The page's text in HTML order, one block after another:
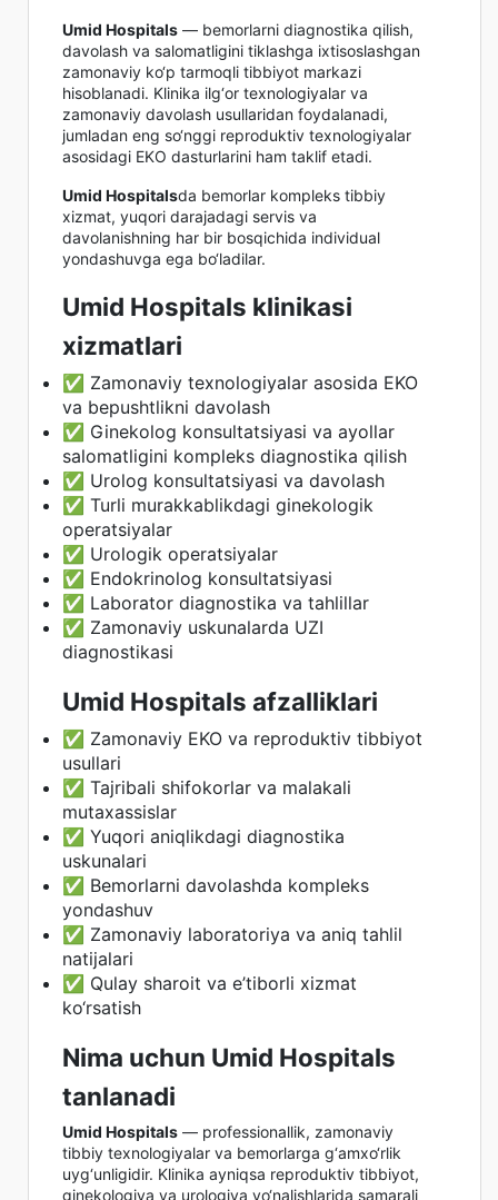
Umid Hospitals — bemorlarni diagnostika qilish,
davolash va salomatligini tiklashga ixtisoslashgan
zamonaviy ko‘p tarmoqli tibbiyot markazi
hisoblanadi. Klinika ilg‘or texnologiyalar va
zamonaviy davolash usullaridan foydalanadi,
jumladan eng so‘nggi reproduktiv texnologiyalar
asosidagi EKO dasturlarini ham taklif etadi.
Umid Hospitalsda bemorlar kompleks tibbiy
xizmat, yuqori darajadagi servis va
davolanishning har bir bosqichida individual
yondashuvga ega bo‘ladilar.
Umid Hospitals klinikasi
xizmatlari
✅ Zamonaviy texnologiyalar asosida EKO
va bepushtlikni davolash
✅ Ginekolog konsultatsiyasi va ayollar
salomatligini kompleks diagnostika qilish
✅ Urolog konsultatsiyasi va davolash
✅ Turli murakkablikdagi ginekologik
operatsiyalar
✅ Urologik operatsiyalar
✅ Endokrinolog konsultatsiyasi
✅ Laborator diagnostika va tahlillar
✅ Zamonaviy uskunalarda UZI
diagnostikasi
Umid Hospitals afzalliklari
✅ Zamonaviy EKO va reproduktiv tibbiyot
usullari
✅ Tajribali shifokorlar va malakali
mutaxassislar
✅ Yuqori aniqlikdagi diagnostika
uskunalari
✅ Bemorlarni davolashda kompleks
yondashuv
✅ Zamonaviy laboratoriya va aniq tahlil
natijalari
✅ Qulay sharoit va e’tiborli xizmat
ko‘rsatish
Nima uchun Umid Hospitals
tanlanadi
Umid Hospitals — professionallik, zamonaviy
tibbiy texnologiyalar va bemorlarga g‘amxo‘rlik
uyg‘unligidir. Klinika ayniqsa reproduktiv tibbiyot,
ginekologiya va urologiya yo‘nalishlarida samarali